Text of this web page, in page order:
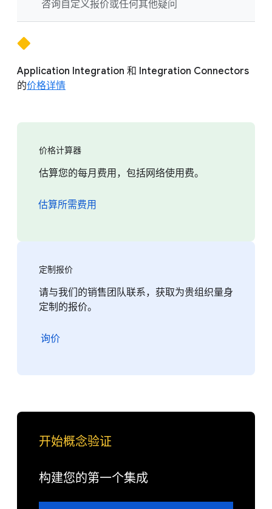
咨询自定义报价或任何其他疑问
Application Integration 和 Integration Connectors
的价格详情
价格计算器
估算您的每月费用，包括网络使用费。
估算所需费用
定制报价
请与我们的销售团队联系，获取为贵组织量身
定制的报价。
询价
开始概念验证
构建您的第一个集成